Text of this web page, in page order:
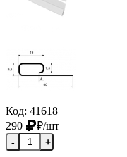
Код: 41618
290
₽/шт
- +